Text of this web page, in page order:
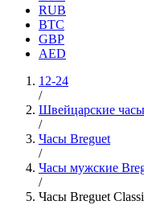
RUB
BTC
GBP
AED
12-24
/
Швейцарские часы
/
Часы Breguet
/
Часы мужские
/
Часы Breguet